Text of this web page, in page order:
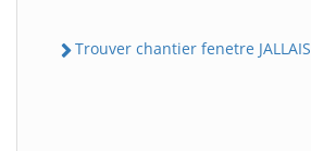
Trouver chantier fenetre JALLAIS